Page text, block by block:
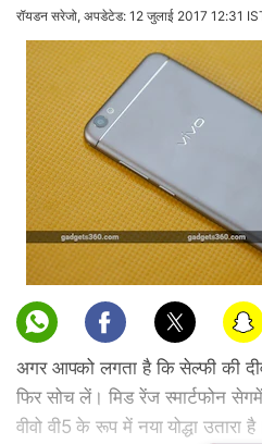
रॉयडन सरेजो, अपडेटेड: 12 जुलाई 2017 12:31
अगर आपको लगता है कि सेल्फी की
फिर सोच लें। मिड रेंज स्मार्टफोन
वीवो वी5 के रूप में नया योद्धा उतारा